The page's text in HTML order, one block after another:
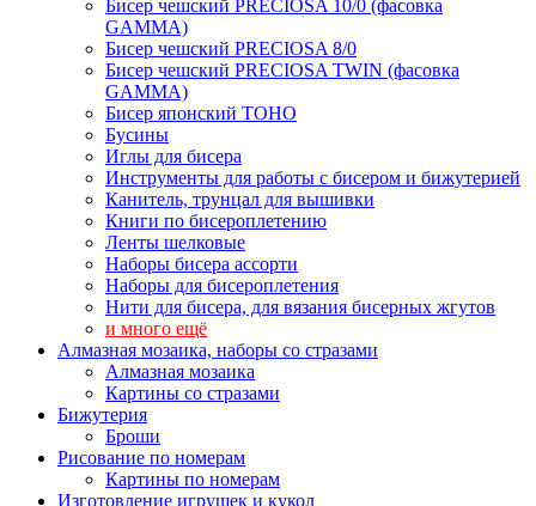
Бисер чешский PRECIOSA 10/0 (фасовка
GAMMA)
Бисер чешский PRECIOSA 8/0
Бисер чешский PRECIOSA TWIN (фасовка
GAMMA)
Бисер японский TOHO
Бусины
Иглы для бисера
Инструменты для работы с бисером и бижутерией
Канитель, трунцал для вышивки
Книги по бисероплетению
Ленты шелковые
Наборы бисера ассорти
Наборы для бисероплетения
Нити для бисера, для вязания бисерных жгутов
и много ещё
Алмазная мозаика, наборы со стразами
Алмазная мозаика
Картины co стразами
Бижутерия
Броши
Рисование по номерам
Картины по номерам
Изготовление игрушек и кукол